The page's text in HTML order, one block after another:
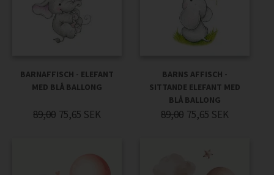
BARNAFFISCH - ELEFANT
MED BLÅ BALLONG
89,00 75,65 SEK
BARNS AFFISCH -
SITTANDE ELEFANT MED
BLÅ BALLONG
89,00 75,65 SEK